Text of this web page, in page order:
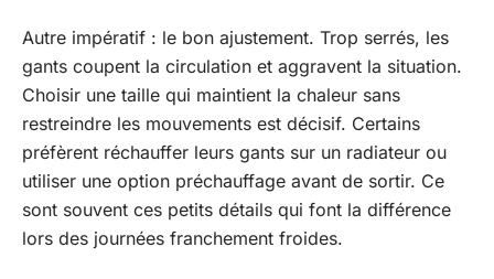
Autre impératif : le bon ajustement. Trop serrés, les
gants coupent la circulation et aggravent la situation.
Choisir une taille qui maintient la chaleur sans
restreindre les mouvements est décisif. Certains
préfèrent réchauffer leurs gants sur un radiateur ou
utiliser une option préchauffage avant de sortir. Ce
sont souvent ces petits détails qui font la différence
lors des journées franchement froides.